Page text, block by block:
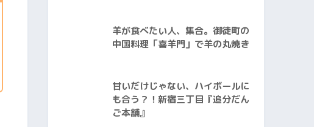
羊が食べたい人、集合。御徒町の
中国料理「喜羊門」で羊の丸焼き
甘いだけじゃない、ハイボールに
も合う？！新宿三丁目『追分だん
ご本舗』